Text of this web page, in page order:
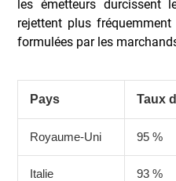
les émetteurs durcissent
rejettent plus
formulées par les
Pays Taux
Royaume-Uni 95 %
Italie 93 %